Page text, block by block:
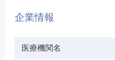
企業情報
医療機関名